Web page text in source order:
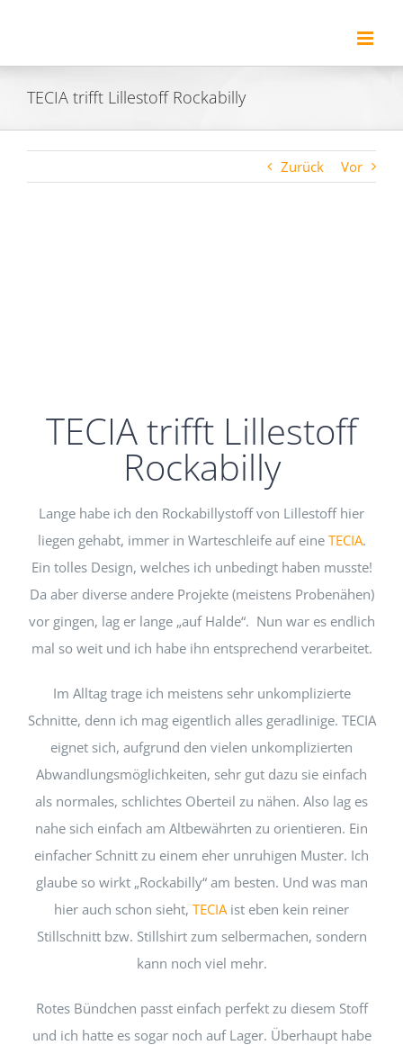
springen
TECIA trifft Lillestoff Rockabilly
Zurück Vor
TECIA trifft Lillestoff
Rockabilly
Lange habe ich den Rockabillystoff von Lillestoff hier
liegen gehabt, immer in Warteschleife auf eineTECIA.
Ein tolles Design, welches ich unbedingt haben musste!
Da aber diverse andere Projekte (meistens Probenähen)
vor gingen, lag er lange „auf Halde“. Nun war es endlich
mal so weit und ich habe ihn entsprechend verarbeitet.
Im Alltag trage ich meistens sehr unkomplizierte
Schnitte, denn ich mag eigentlich alles geradlinige. TECIA
eignet sich, aufgrund den vielen unkomplizierten
Abwandlungsmöglichkeiten, sehr gut dazu sie einfach
als normales, schlichtes Oberteil zu nähen. Also lag es
nahe sich einfach am Altbewährten zu orientieren. Ein
einfacher Schnitt zu einem eher unruhigen Muster. Ich
glaube so wirkt „Rockabilly“ am besten. Und was man
hier auch schon sieht, TECIA ist eben kein reiner
Stillschnitt bzw. Stillshirt zum selbermachen, sondern
kann noch viel mehr.
Rotes Bündchen passt einfach perfekt zu diesem Stoff
und ich hatte es sogar noch auf Lager. Überhaupt habe